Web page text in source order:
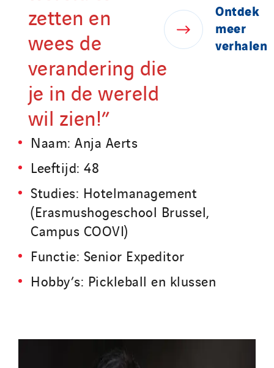
zetten en
wees de
verandering die
je in de wereld
wil zien!”
Ontdek
meer
verhalen
Naam: Anja Aerts
Leeftijd: 48
Studies: Hotelmanagement
(Erasmushogeschool Brussel,
Campus COOVI)
Functie: Senior Expeditor
Hobby’s: Pickleball en klussen